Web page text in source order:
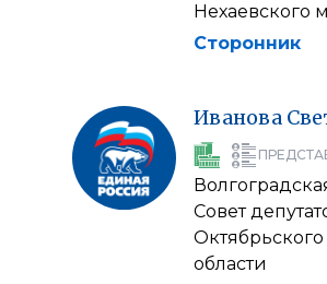
Нехаевского
Сторонник
Иванова
Совет
области